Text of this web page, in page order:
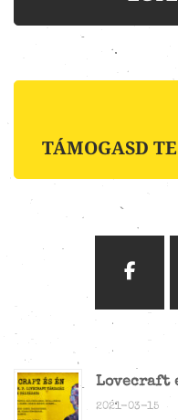
TÁMOGASD
Lovecraft
2021-03-15